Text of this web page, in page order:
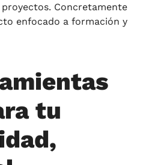
Concretamente
enfocado a formación y
tu